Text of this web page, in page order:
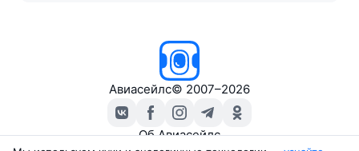
Авиасейлс© 2007–2026
Об Авиасейлс